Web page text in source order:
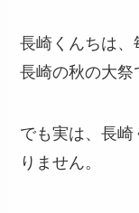
長崎くんちは、
長崎の秋の大祭
でも実は、長
りません。